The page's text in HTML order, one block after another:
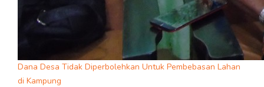
Dana Desa Tidak Diperbolehkan Untuk Pembebasan Lahan
di Kampung